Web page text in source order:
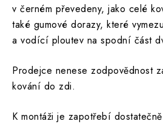
v černém převedeny, jako celé
také gumové dorazy, které
a vodící ploutev na spodní část
Prodejce nenese zodpovědnost
kování do zdi.
K montáži je zapotřebí